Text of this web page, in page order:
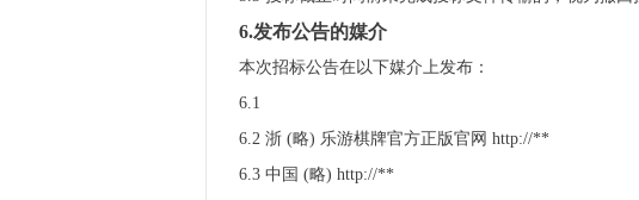
6.发布公告的媒介
本次招标公告在以下媒介上发布：
6.1
6.2 浙 (略) 乐游棋牌官方正版官网 http://**
6.3 中国 (略) http://**